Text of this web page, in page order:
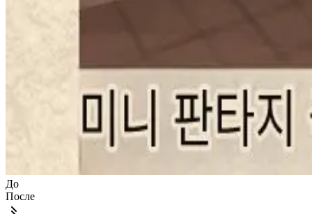
До
После